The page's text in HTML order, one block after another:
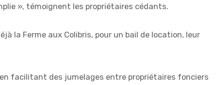
», témoignent les propriétaires cédants.
la Ferme aux Colibris, pour un bail de location, leur
facilitant des jumelages entre propriétaires fonciers